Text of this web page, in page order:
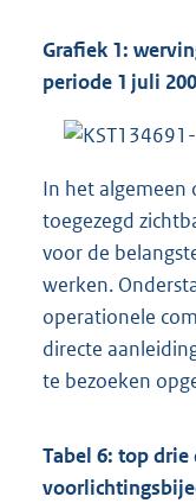
Grafiek 1:
periode 1 juli
In het algemeen
toegezegd
voor de
werken.
operationele
directe
te bezoeken
Tabel 6: top